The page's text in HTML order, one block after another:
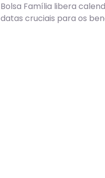
Bolsa Família libera
datas cruciais para os